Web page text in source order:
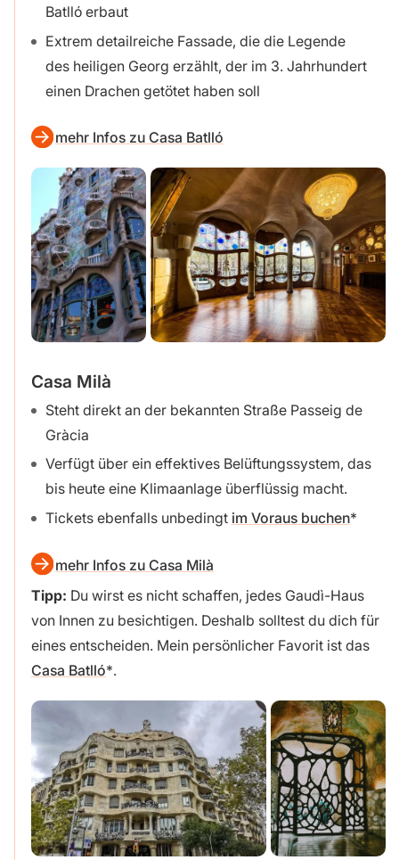
Batlló erbaut
Extrem detailreiche Fassade, die die Legende
des heiligen Georg erzählt, der im 3. Jahrhundert
einen Drachen getötet haben soll
mehr Infos zu Casa Batlló
Casa Milà
Steht direkt an der bekannten Straße Passeig de
Gràcia
Verfügt über ein effektives Belüftungssystem, das
bis heute eine Klimaanlage überflüssig macht.
Tickets ebenfalls unbedingt im Voraus buchen
mehr Infos zu Casa Milà
Tipp: Du wirst es nicht schaffen, jedes Gaudì-Haus
von Innen zu besichtigen. Deshalb solltest du dich für
eines entscheiden. Mein persönlicher Favorit ist das
Casa Batlló .